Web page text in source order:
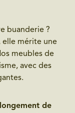
buanderie ?
elle mérite une
meubles de
avec des
de